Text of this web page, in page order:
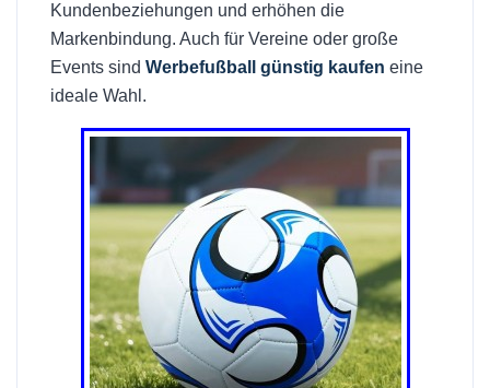
Kundenbeziehungen und erhöhen die
Markenbindung. Auch für Vereine oder große
Events sind Werbefußball günstig kaufen eine
ideale Wahl.